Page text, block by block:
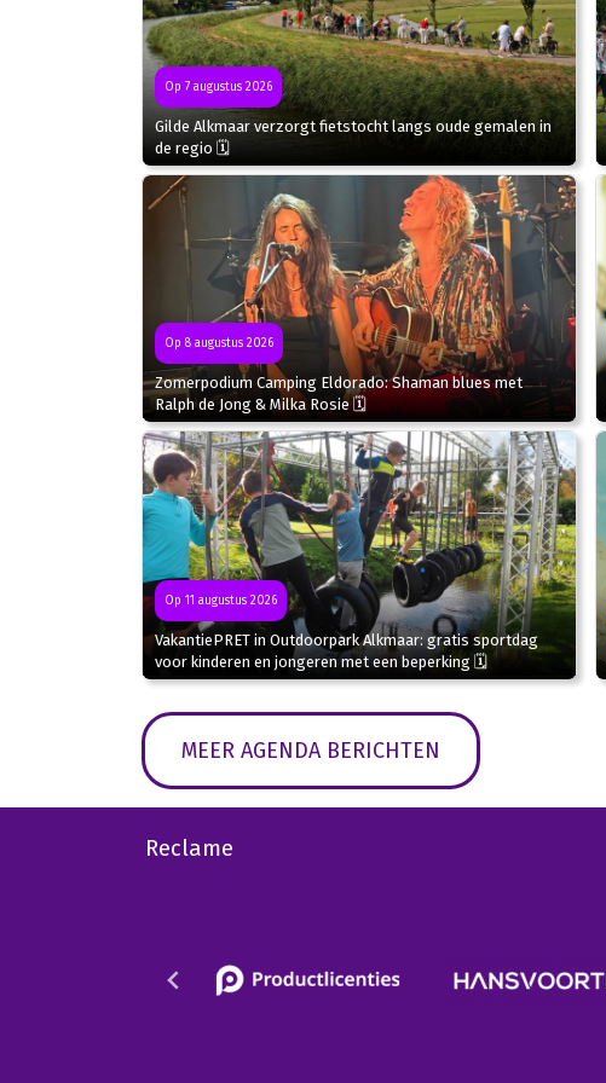
Op 7 augustus 2026
Gilde Alkmaar verzorgt fietstocht langs oude gemalen in
de regio 🗓
Op 8 augustus 2026
Zomerpodium Camping Eldorado: Shaman blues met
Ralph de Jong & Milka Rosie 🗓
Op 11 augustus 2026
VakantiePRET in Outdoorpark Alkmaar: gratis sportdag
voor kinderen en jongeren met een beperking 🗓
MEER AGENDA BERICHTEN
Reclame